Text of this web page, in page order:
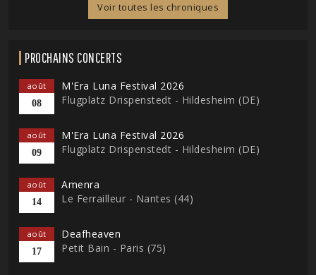
Voir toutes les chroniques
PROCHAINS CONCERTS
août
08
M'Era Luna Festival 2026
Flugplatz Drispenstedt - Hildesheim (DE)
août
09
M'Era Luna Festival 2026
Flugplatz Drispenstedt - Hildesheim (DE)
août
14
Amenra
Le Ferrailleur - Nantes (44)
août
17
Deafheaven
Petit Bain - Paris (75)